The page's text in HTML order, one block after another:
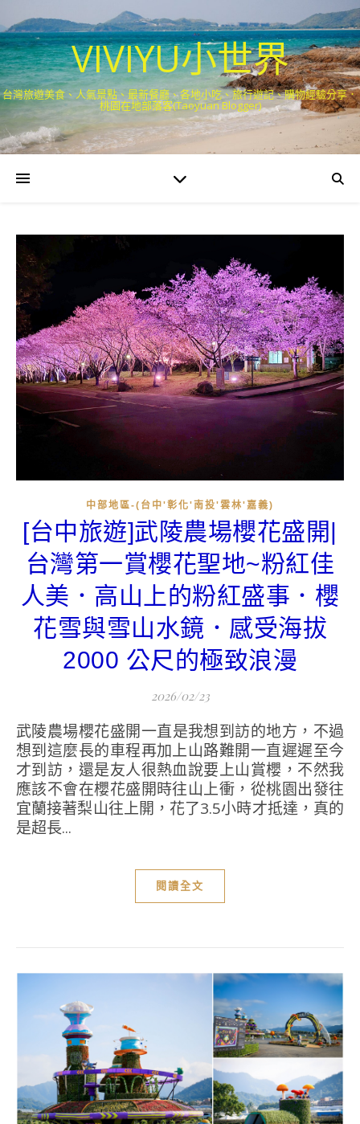
VIVIYU小世界
台灣旅遊美食、人氣景點、最新餐廳、各地小吃、旅行遊記、購物經驗分享．
桃園在地部落客(Taoyuan Blogger)
中部地區-(台中'彰化'南投'雲林'嘉義)
[台中旅遊]武陵農場櫻花盛開|
台灣第一賞櫻花聖地~粉紅佳
人美．高山上的粉紅盛事．櫻
花雪與雪山水鏡．感受海拔
2000 公尺的極致浪漫
2026/02/23
武陵農場櫻花盛開一直是我想到訪的地方，不過
想到這麼長的車程再加上山路難開一直遲遲至今
才到訪，還是友人很熱血說要上山賞櫻，不然我
應該不會在櫻花盛開時往山上衝，從桃園出發往
宜蘭接著梨山往上開，花了3.5小時才抵達，真的
是超長...
閱讀全文